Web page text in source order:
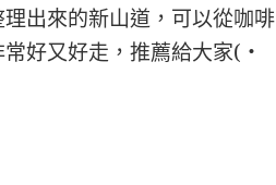
出來的新山道，可以從咖啡
好又好走，推薦給大家(・